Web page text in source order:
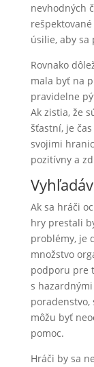
nevhodných
úsilie, aby
Rovnako
mala byť na
pravidelne
Ak zistia, že
šťastní, je
svojimi
pozitívny a
Ak sa hráči
hry prestali
problémy, je
množstvo
podporu pre
s
poradenstvo,
môžu byť
pomoc.
Hráči by sa